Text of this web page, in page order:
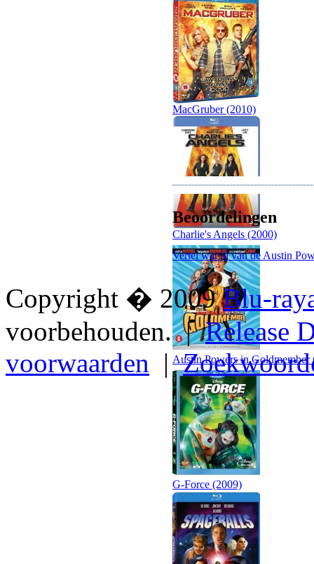
MacGruber (2010)
Charlie's Angels (2000)
Austin Powers in Goldmember
G-Force (2009)
Beoordelingen
Vertel wat jij van de Austin
Copyright � 2009Blu-
voorbehouden. |Release
voorwaarden |